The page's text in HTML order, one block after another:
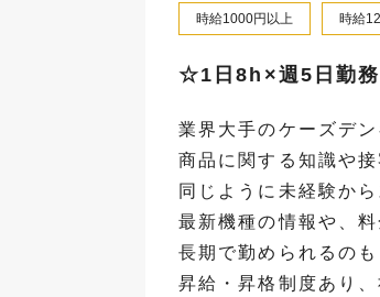
時給1000円以上 時給
☆1日8h×週5日勤
業界大手のケーズデ
商品に関する知識や
同じように未経験か
最新機種の情報や、
長期で勤められるの
昇給・昇格制度あり